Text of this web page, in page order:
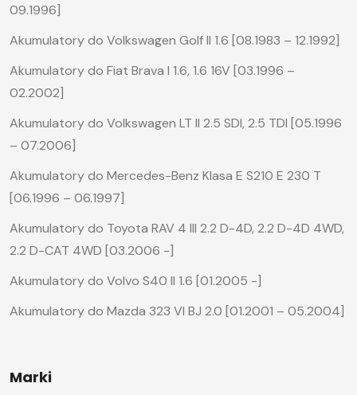
09.1996]
Akumulatory do Volkswagen Golf II 1.6 [08.1983 – 12.1992]
Akumulatory do Fiat Brava I 1.6, 1.6 16V [03.1996 –
02.2002]
Akumulatory do Volkswagen LT II 2.5 SDI, 2.5 TDI [05.1996
– 07.2006]
Akumulatory do Mercedes-Benz Klasa E S210 E 230 T
[06.1996 – 06.1997]
Akumulatory do Toyota RAV 4 III 2.2 D-4D, 2.2 D-4D 4WD,
2.2 D-CAT 4WD [03.2006 -]
Akumulatory do Volvo S40 II 1.6 [01.2005 -]
Akumulatory do Mazda 323 VI BJ 2.0 [01.2001 – 05.2004]
Marki